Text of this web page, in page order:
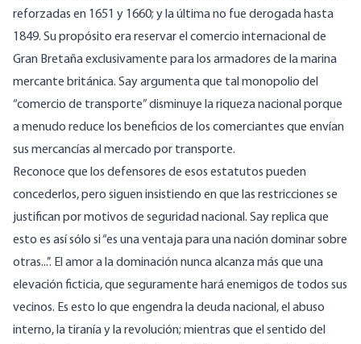
reforzadas en 1651 y 1660; y la última no fue derogada hasta
1849. Su propósito era reservar el comercio internacional de
Gran Bretaña exclusivamente para los armadores de la marina
mercante británica. Say argumenta que tal monopolio del
“comercio de transporte” disminuye la riqueza nacional porque
a menudo reduce los beneficios de los comerciantes que envían
sus mercancías al mercado por transporte.
Reconoce que los defensores de esos estatutos pueden
concederlos, pero siguen insistiendo en que las restricciones se
justifican por motivos de seguridad nacional. Say replica que
esto es así sólo si “es una ventaja para una nación dominar sobre
otras...’’. El amor a la dominación nunca alcanza más que una
elevación ficticia, que seguramente hará enemigos de todos sus
vecinos. Es esto lo que engendra la deuda nacional, el abuso
interno, la tiranía y la revolución; mientras que el sentido del